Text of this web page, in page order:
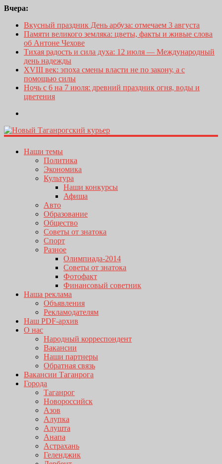
Вчера:
Вкусный праздник День арбуза: отмечаем 3 августа
Памяти великого земляка: цветы, факты и живые слова
об Антоне Чехове
Тихая радость и сила духа: 12 июля — Международный
день надежды
XVIII век: эпоха смены власти не по закону, а с
помощью силы
Ночь с 6 на 7 июля: древний праздник огня, воды и
цветения
Наши темы
Политика
Экономика
Культура
Наши конкурсы
Афиша
Авто
Образование
Общество
Советы от знатока
Спорт
Разное
Олимпиада-2014
Советы от знатока
Фотофакт
Финансовый советник
Наша реклама
Объявления
Рекламодателям
Наш PDF-архив
О нас
Народный корреспондент
Вакансии
Наши партнеры
Обратная связь
Вакансии Таганрога
Города
Таганрог
Новороссийск
Азов
Алупка
Алушта
Анапа
Астрахань
Геленджик